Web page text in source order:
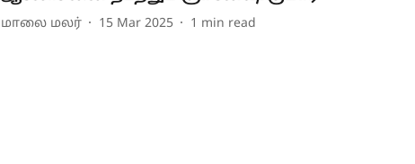
மாலை மலர் 15 Mar 2025 1 min read